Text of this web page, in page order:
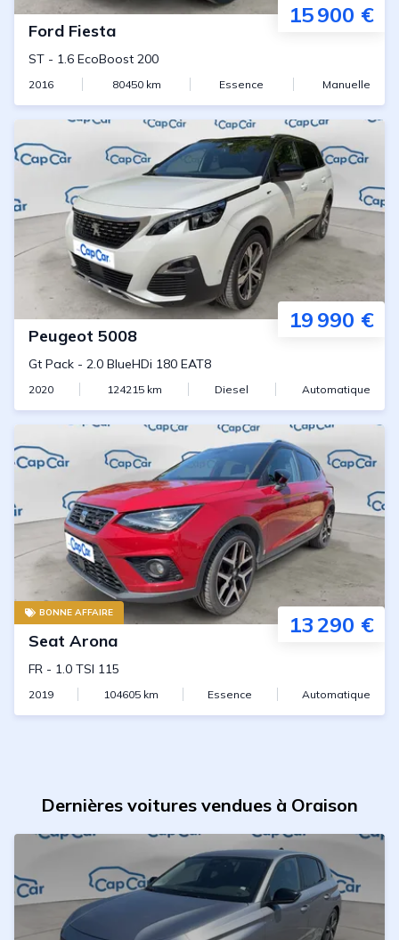
15 900 €
Ford Fiesta
ST - 1.6 EcoBoost 200
2016 80450km Essence Manuelle
19 990 €
Peugeot 5008
Gt Pack - 2.0 BlueHDi 180 EAT8
2020 124215km Diesel Automatique
BONNE AFFAIRE 13 290 €
Seat Arona
FR - 1.0 TSI 115
2019 104605km Essence Automatique
Dernières voitures vendues à Oraison